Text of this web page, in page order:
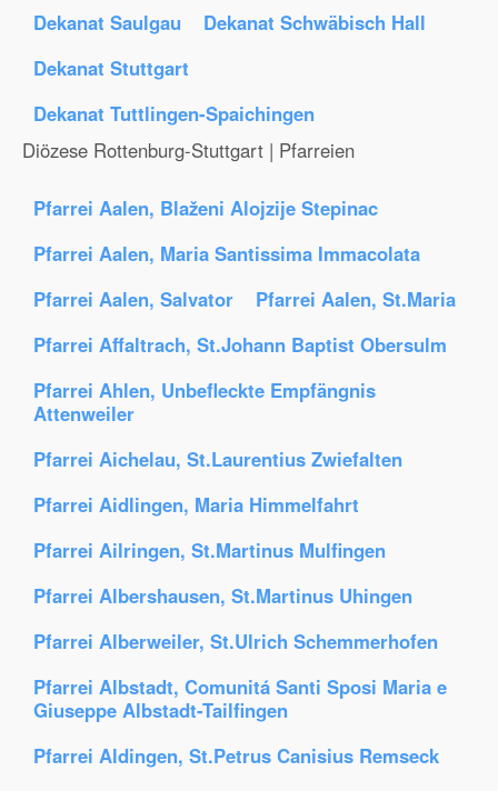
Dekanat Saulgau
Dekanat Schwäbisch Hall
Dekanat Stuttgart
Dekanat Tuttlingen-Spaichingen
Diözese Rottenburg-Stuttgart | Pfarreien
Pfarrei Aalen, Blaženi Alojzije Stepinac
Pfarrei Aalen, Maria Santissima Immacolata
Pfarrei Aalen, Salvator
Pfarrei Aalen, St.Maria
Pfarrei Affaltrach, St.Johann Baptist Obersulm
Pfarrei Ahlen, Unbefleckte Empfängnis
Attenweiler
Pfarrei Aichelau, St.Laurentius Zwiefalten
Pfarrei Aidlingen, Maria Himmelfahrt
Pfarrei Ailringen, St.Martinus Mulfingen
Pfarrei Albershausen, St.Martinus Uhingen
Pfarrei Alberweiler, St.Ulrich Schemmerhofen
Pfarrei Albstadt, Comunitá Santi Sposi Maria e
Giuseppe Albstadt-Tailfingen
Pfarrei Aldingen, St.Petrus Canisius Remseck